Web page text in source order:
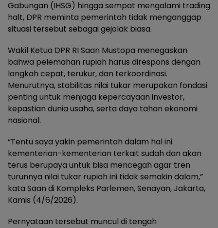
Gabungan (IHSG) hingga sempat mengalami trading
halt, DPR meminta pemerintah tidak menganggap
situasi tersebut sebagai gejolak biasa.
Wakil Ketua DPR RI Saan Mustopa menegaskan
bahwa pelemahan rupiah harus direspons dengan
langkah cepat, terukur, dan terkoordinasi.
Menurutnya, stabilitas nilai tukar merupakan fondasi
penting untuk menjaga kepercayaan investor,
kepastian dunia usaha, serta daya tahan ekonomi
nasional.
“Tentu saya yakin pemerintah dalam hal ini
kementerian-kementerian terkait sudah dan akan
terus berupaya untuk bisa mencegah agar tren
turunnya nilai tukar rupiah ini tidak semakin dalam,”
kata Saan di Kompleks Parlemen, Senayan, Jakarta,
Kamis (4/6/2026).
Pernyataan tersebut muncul di tengah